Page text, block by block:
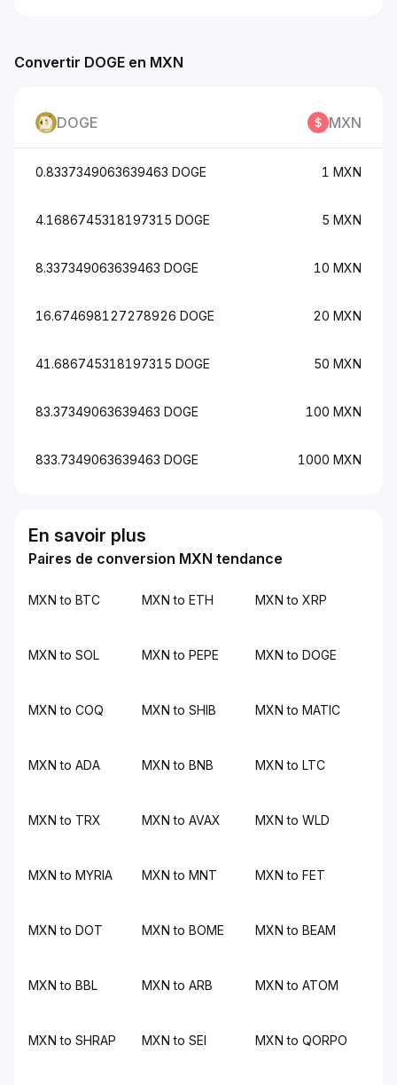
Convertir DOGE en MXN
DOGE MXN
0.8337349063639463 DOGE 1 MXN
4.1686745318197315 DOGE 5 MXN
8.337349063639463 DOGE 10 MXN
16.674698127278926 DOGE 20 MXN
41.686745318197315 DOGE 50 MXN
83.37349063639463 DOGE 100 MXN
833.7349063639463 DOGE 1000 MXN
En savoir plus
Paires de conversion MXN tendance
MXN to BTC MXN to ETH MXN to XRP
MXN to SOL MXN to PEPE MXN to DOGE
MXN to COQ MXN to SHIB MXN to MATIC
MXN to ADA MXN to BNB MXN to LTC
MXN to TRX MXN to AVAX MXN to WLD
MXN to MYRIA MXN to MNT MXN to FET
MXN to DOT MXN to BOME MXN to BEAM
MXN to BBL MXN to ARB MXN to ATOM
MXN to SHRAP MXN to SEI MXN to QORPO